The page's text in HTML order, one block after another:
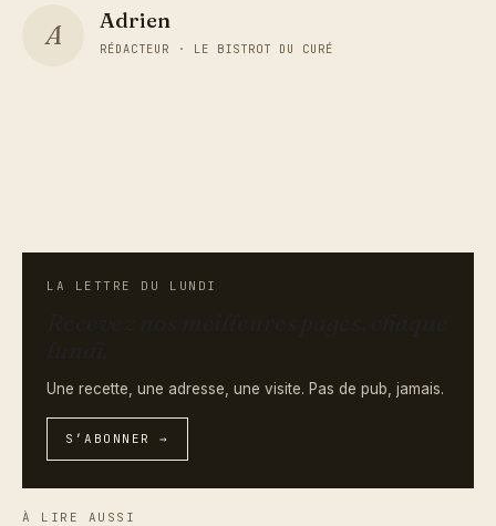
A Adrien
RÉDACTEUR · LE BISTROT DU CURÉ
LA LETTRE DU LUNDI
Une recette, une adresse, une visite. Pas de pub, jamais.
S’ABONNER →
À LIRE AUSSI